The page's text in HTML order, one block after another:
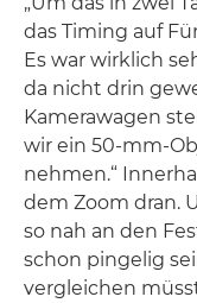
das Timing auf
Es war wirklich
da nicht drin
Kamerawagen
wir ein 50-mm-
nehmen.“
dem Zoom dran.
so nah an den
schon pingelig
vergleichen